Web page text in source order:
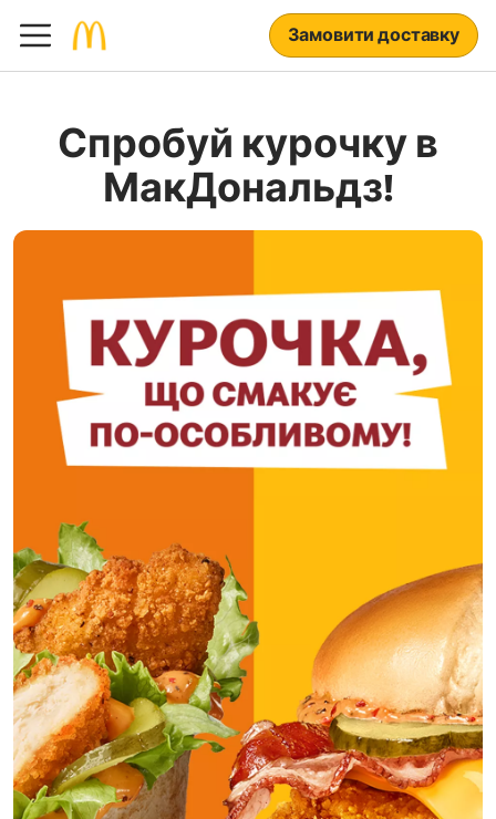
Замовити доставку
Спробуй курочку в
МакДональдз!